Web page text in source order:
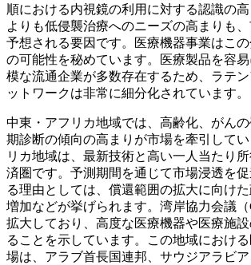
順における内視鏡の利用に対する認識の
よりも低侵襲治療へのニーズの高まりも
予想される要因です。医療機器事業はこ
の可能性を秘めています。医療製品を容
模な流通企業が多数存在するため、ラテ
ットワークは非常に細分化されています。
中東・アフリカ地域では、高齢化、がん
期診断の傾向の高まりが市場を牽引して
リカ地域は、最新技術と高い一人当たり
済圏です。予測期間を通じて市場浸透を
る理由としては、償還範囲の拡大に向け
増加などが挙げられます。湾岸協力会議
拡大しており、高度な医療機器や医療施
ることを示しています。この地域におけ
場は、アラブ首長国連邦、サウジアラビア